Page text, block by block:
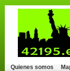
Quienes somos